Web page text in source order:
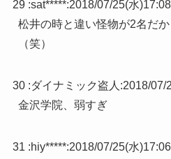
29 :sat*****:2018/07/25(水
松井の時と違い怪物が2名だ
（笑）
30 :ダイナミック盗人 :2018/07/
金沢学院、弱すぎ
31 :hiy*****:2018/07/25(水